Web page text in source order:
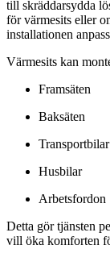
till skräddarsydda
för värmesits eller
installationen
Värmesits kan
Framsäten
Baksäten
Transportbilar
Husbilar
Arbetsfordon
Detta gör tjänsten
vill öka komforten